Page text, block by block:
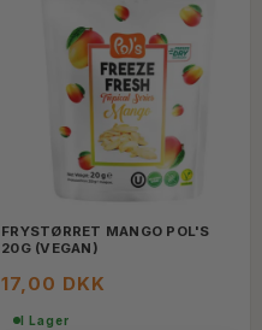
FRYSTØRRET MANGO POL'S
20G (VEGAN)
17,00 DKK
I Lager